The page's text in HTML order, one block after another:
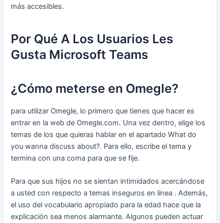
más accesibles.
Por Qué A Los Usuarios Les
Gusta Microsoft Teams
¿Cómo meterse en Omegle?
para utilizar Omegle, lo primero que tienes que hacer es
entrar en la web de Omegle.com. Una vez dentro, elige los
temas de los que quieras hablar en el apartado What do
you wanna discuss about?. Para ello, escribe el tema y
termina con una coma para que se fije.
Para que sus hijos no se sientan intimidados acercándose
a usted con respecto a temas inseguros en línea . Además,
el uso del vocabulario apropiado para la edad hace que la
explicación sea menos alarmante. Algunos pueden actuar